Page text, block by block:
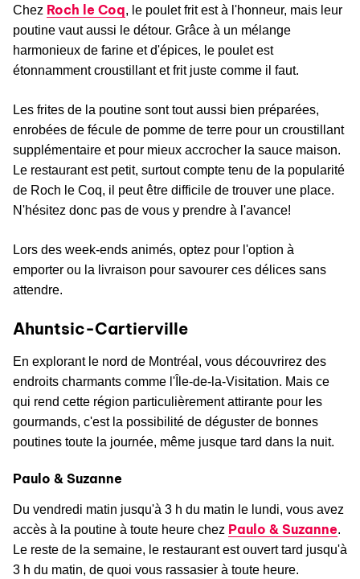
Chez Roch le Coq, le poulet frit est à l'honneur, mais leur
poutine vaut aussi le détour. Grâce à un mélange
harmonieux de farine et d'épices, le poulet est
étonnamment croustillant et frit juste comme il faut.
Les frites de la poutine sont tout aussi bien préparées,
enrobées de fécule de pomme de terre pour un croustillant
supplémentaire et pour mieux accrocher la sauce maison.
Le restaurant est petit, surtout compte tenu de la popularité
de Roch le Coq, il peut être difficile de trouver une place.
N'hésitez donc pas de vous y prendre à l'avance!
Lors des week-ends animés, optez pour l'option à
emporter ou la livraison pour savourer ces délices sans
attendre.
Ahuntsic-Cartierville
En explorant le nord de Montréal, vous découvrirez des
endroits charmants comme l'Île-de-la-Visitation. Mais ce
qui rend cette région particulièrement attirante pour les
gourmands, c'est la possibilité de déguster de bonnes
poutines toute la journée, même jusque tard dans la nuit.
Paulo & Suzanne
Du vendredi matin jusqu'à 3 h du matin le lundi, vous avez
accès à la poutine à toute heure chez Paulo & Suzanne.
Le reste de la semaine, le restaurant est ouvert tard jusqu'à
3 h du matin, de quoi vous rassasier à toute heure.